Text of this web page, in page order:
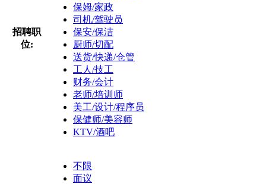
招聘职
位:
保姆/家政
司机/驾驶员
保安/保洁
厨师/切配
送货/快递/仓管
工人/技工
财务/会计
老师/培训师
美工/设计/程序员
保健师/美容师
KTV/酒吧
不限
面议